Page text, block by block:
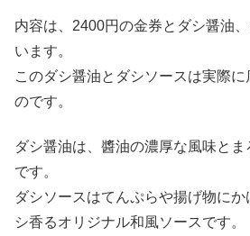
内容は、2400円の金券とダシ醤油
います。
このダシ醤油とダシソースは実際
のです。
ダシ醤油は、醬油の濃厚な風味と
です。
ダシソースはてんぷらや揚げ物に
シ香るオリジナル和風ソースです。